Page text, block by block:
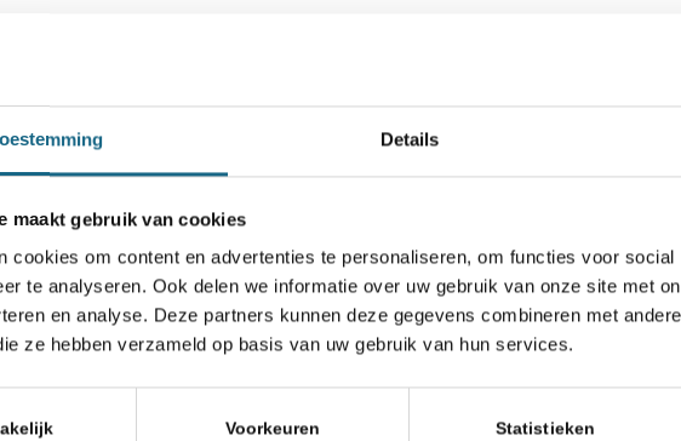
Details
maakt gebruik van cookies
cookies om content en advertenties te personaliseren, om functies voor
te analyseren. Ook delen we informatie over uw gebruik van onze site met
en analyse. Deze partners kunnen deze gegevens combineren met
ze hebben verzameld op basis van uw gebruik van hun services.
Voorkeuren Statistieken
redelijke start Nederland